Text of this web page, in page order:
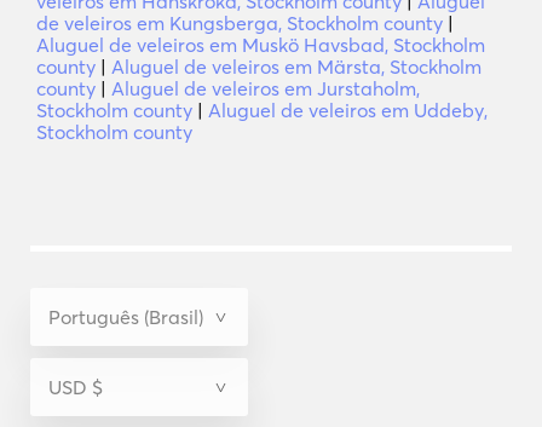
de veleiros em Kungsberga, Stockholm county |
Aluguel de veleiros em Muskö Havsbad, Stockholm
county | Aluguel de veleiros em Märsta, Stockholm
county | Aluguel de veleiros em Jurstaholm,
Stockholm county | Aluguel de veleiros em Uddeby,
Stockholm county